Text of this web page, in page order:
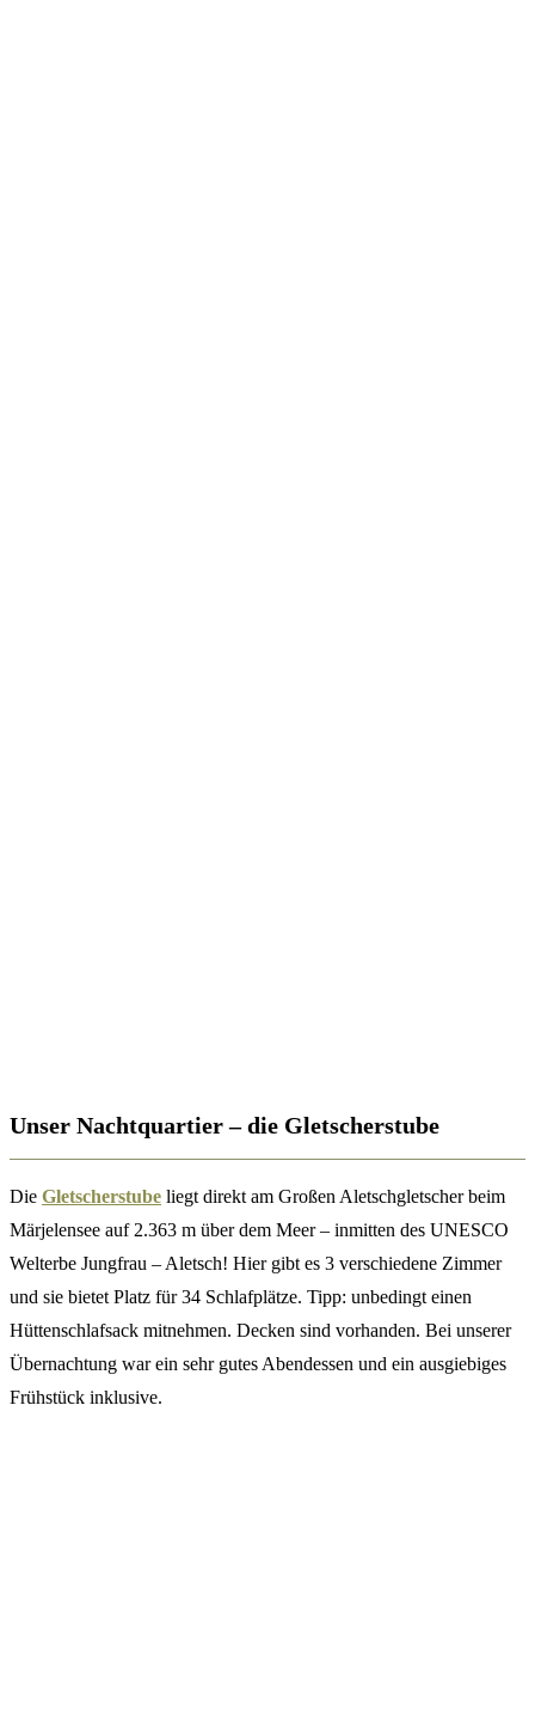
Unser Nachtquartier – die Gletscherstube
Die Gletscherstube liegt direkt am Großen Aletschgletscher beim
Märjelensee auf 2.363 m über dem Meer – inmitten des UNESCO
Welterbe Jungfrau – Aletsch! Hier gibt es 3 verschiedene Zimmer
und sie bietet Platz für 34 Schlafplätze. Tipp: unbedingt einen
Hüttenschlafsack mitnehmen. Decken sind vorhanden. Bei unserer
Übernachtung war ein sehr gutes Abendessen und ein ausgiebiges
Frühstück inklusive.